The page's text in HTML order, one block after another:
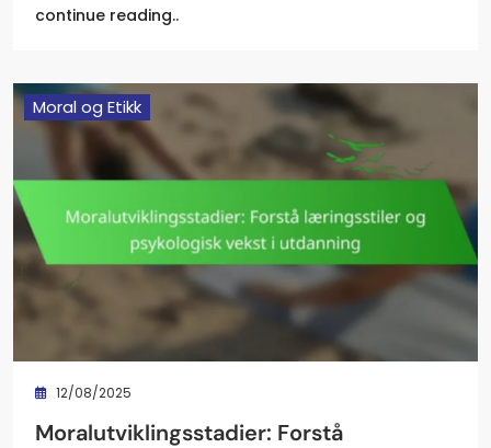
continue reading..
Moral og Etikk
12/08/2025
Moralutviklingsstadier: Forstå